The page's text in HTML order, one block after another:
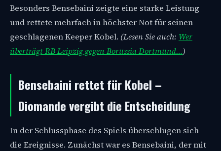
Besonders Bensebaini zeigte eine starke Leistung
und rettete mehrfach in höchster Not für seinen
geschlagenen Keeper Kobel. (Lesen Sie auch: Wer
überträgt RB Leipzig gegen Borussia Dortmund…)
Bensebaini rettet für Kobel –
Diomande vergibt die Entscheidung
In der Schlussphase des Spiels überschlugen sich
die Ereignisse. Zunächst war es Bensebaini, der mit